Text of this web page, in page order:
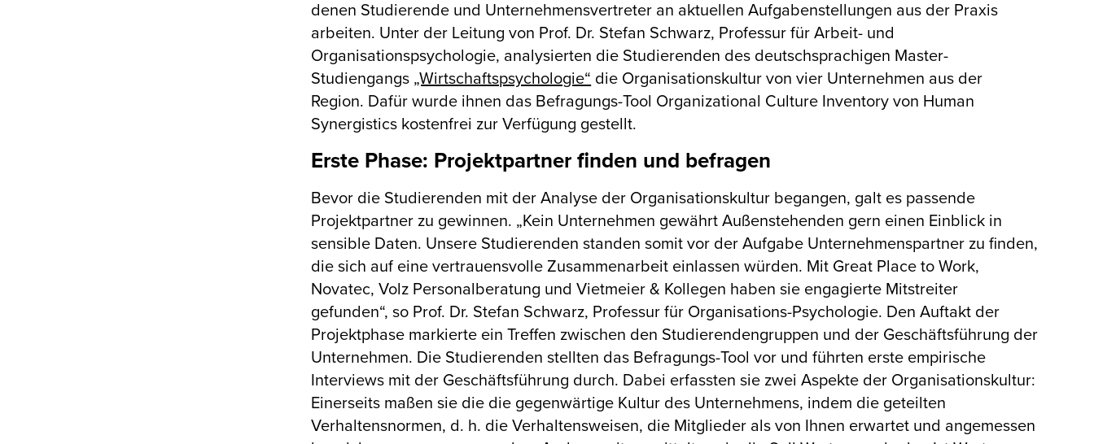
denen Studierende und Unternehmensvertreter an aktuellen Aufgabenstellungen aus der Praxis
arbeiten. Unter der Leitung von Prof. Dr. Stefan Schwarz, Professur für Arbeit- und
Organisationspsychologie, analysierten die Studierenden des deutschsprachigen Master-
Studiengangs „Wirtschaftspsychologie“ die Organisationskultur von vier Unternehmen aus der
Region. Dafür wurde ihnen das Befragungs-Tool Organizational Culture Inventory von Human
Synergistics kostenfrei zur Verfügung gestellt.
Erste Phase: Projektpartner finden und befragen
Bevor die Studierenden mit der Analyse der Organisationskultur begangen, galt es passende
Projektpartner zu gewinnen. „Kein Unternehmen gewährt Außenstehenden gern einen Einblick in
sensible Daten. Unsere Studierenden standen somit vor der Aufgabe Unternehmenspartner zu finden,
die sich auf eine vertrauensvolle Zusammenarbeit einlassen würden. Mit Great Place to Work,
Novatec, Volz Personalberatung und Vietmeier & Kollegen haben sie engagierte Mitstreiter
gefunden“, so Prof. Dr. Stefan Schwarz, Professur für Organisations-Psychologie. Den Auftakt der
Projektphase markierte ein Treffen zwischen den Studierendengruppen und der Geschäftsführung der
Unternehmen. Die Studierenden stellten das Befragungs-Tool vor und führten erste empirische
Interviews mit der Geschäftsführung durch. Dabei erfassten sie zwei Aspekte der Organisationskultur:
Einerseits maßen sie die die gegenwärtige Kultur des Unternehmens, indem die geteilten
Verhaltensnormen, d. h. die Verhaltensweisen, die Mitglieder als von Ihnen erwartet und angemessen